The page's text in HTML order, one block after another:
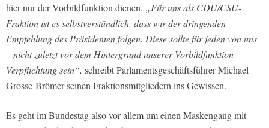
hier nur der Vorbildfunktion dienen. „Für uns als CDU/CSU-
Fraktion ist es selbstverständlich, dass wir der dringenden
Empfehlung des Präsidenten folgen. Diese sollte für jeden von uns
– nicht zuletzt vor dem Hintergrund unserer Vorbildfunktion –
Verpflichtung sein“, schreibt Parlamentsgeschäftsführer Michael
Grosse-Brömer seinen Fraktionsmitgliedern ins Gewissen.
Es geht im Bundestag also vor allem um einen Maskengang mit